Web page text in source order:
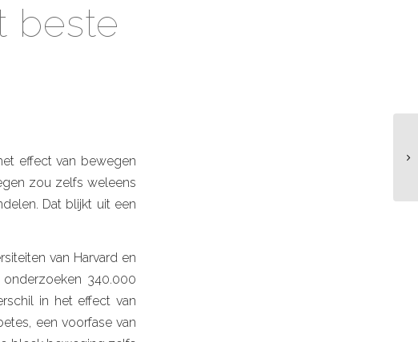
beste
effect van bewegen
zou zelfs weleens
Dat blijkt uit een
van Harvard en
340.000
in het effect van
een voorfase van